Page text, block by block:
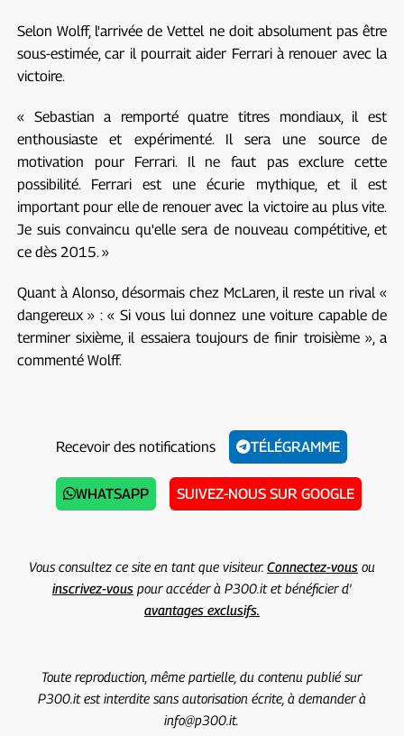
Selon Wolff, l'arrivée de Vettel ne doit absolument pas être
sous-estimée, car il pourrait aider Ferrari à renouer avec la
victoire.
« Sebastian a remporté quatre titres mondiaux, il est
enthousiaste et expérimenté. Il sera une source de
motivation pour Ferrari. Il ne faut pas exclure cette
possibilité. Ferrari est une écurie mythique, et il est
important pour elle de renouer avec la victoire au plus vite.
Je suis convaincu qu'elle sera de nouveau compétitive, et
ce dès 2015. »
Quant à Alonso, désormais chez McLaren, il reste un rival «
dangereux » : « Si vous lui donnez une voiture capable de
terminer sixième, il essaiera toujours de finir troisième », a
commenté Wolff.
Recevoir des notifications TÉLÉGRAMME
WHATSAPP SUIVEZ-NOUS SUR GOOGLE
Vous consultez ce site en tant que visiteur. Connectez-vousou
inscrivez-vouspour accéder à P300.it et bénéficier d'
avantages exclusifs.
Toute reproduction, même partielle, du contenu publié sur
P300.it est interdite sans autorisation écrite, à demander à
info@p300.it.